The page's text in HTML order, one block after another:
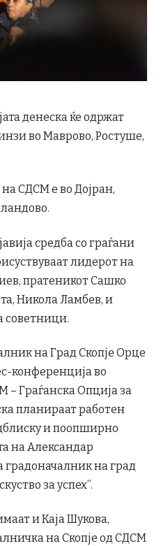
денеска ќе одржат
во Маврово, Ростуше,
СДСМ е во Дојран,
средба со граѓани
лидерот на
пратеникот Сашко
Никола Ламбев, и
советници.
на Град Скопје Орце
конференција во
– Граѓанска Опција за
планираат работен
и поопширно
на Александар
градоначалник на град
за успех”.
и Каја Шукова,
на Скопје од СДСМ